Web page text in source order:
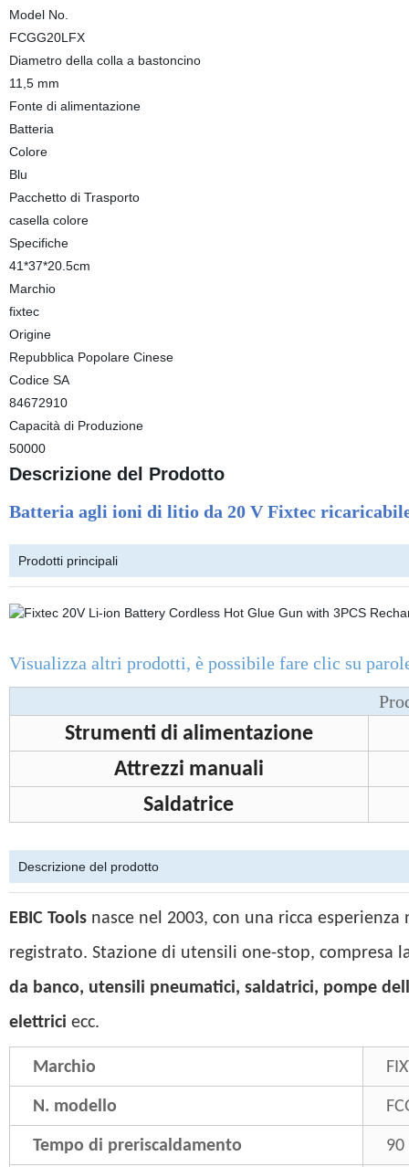
Model No.
FCGG20LFX
Diametro della colla a bastoncino
11,5 mm
Fonte di alimentazione
Batteria
Colore
Blu
Pacchetto di Trasporto
casella colore
Specifiche
41*37*20.5cm
Marchio
fixtec
Origine
Repubblica Popolare Cinese
Codice SA
84672910
Capacità di Produzione
50000
Descrizione del Prodotto
Batteria agli ioni di litio da 20 V Fixtec
Prodotti principali
Visualizza altri prodotti, è possibile fare clic su
Strumenti di alimentazione
Attrezzi manuali
Saldatrice
Descrizione del prodotto
EBIC Toolsnasce nel 2003, con una ricca
registrato. Stazione di utensili one-stop, compresa
da banco, utensili pneumatici, saldatrici, pompe
elettrici ecc.
Marchio
N. modello
Tempo di preriscaldamento 90